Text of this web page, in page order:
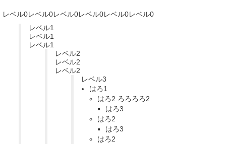
レベル0レベル0レベル0レベル0レベル0レベル0
レベル1
レベル1
レベル1
レベル2
レベル2
レベル2
レベル3
はろ1
はろ2 ろろろろ2
はろ3
はろ2
はろ3
はろ2